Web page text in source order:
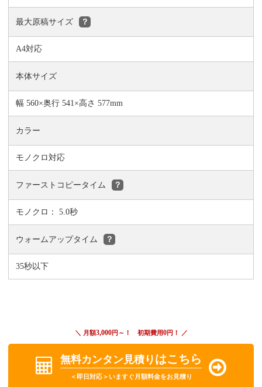
最大原稿サイズ ？
A4対応
本体サイズ
幅 560×奥行 541×高さ 577mm
カラー
モノクロ対応
ファーストコピータイム ？
モノクロ： 5.0秒
ウォームアップタイム ？
35秒以下
＼ 月額3,000円～！ 初期費用0円！ ／
無料カンタン見積り はこちら
＜即日対応＞いますぐ月額料金をお見積り